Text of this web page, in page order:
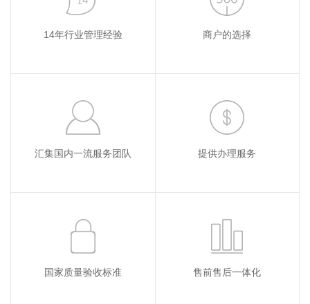
14年行业管理经验 商户的选择
汇集国内一流服务团队 提供办理服务
国家质量验收标准 售前售后一体化